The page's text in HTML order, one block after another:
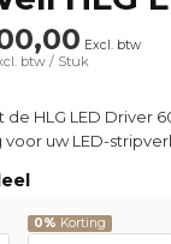
Excl. btw
btw / Stuk
de HLG LED Driver
uw LED-
0% Korting